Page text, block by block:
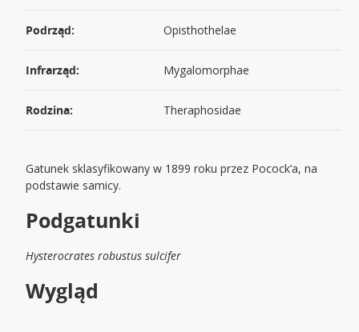
Podrząd: Opisthothelae
Infrarząd: Mygalomorphae
Rodzina: Theraphosidae
Gatunek sklasyfikowany w 1899 roku przez Pocock’a, na
podstawie samicy.
Podgatunki
Hysterocrates robustus sulcifer
Wygląd